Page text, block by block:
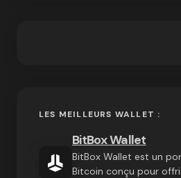
LES MEILLEURS WALLET :
BitBox Wallet
BitBox Wallet est un
Bitcoin conçu pour